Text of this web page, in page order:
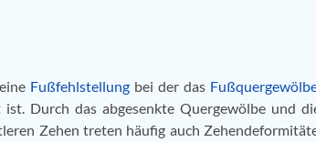
Fußfehlstellung bei der das
Durch das abgesenkte Quergewölbe und
Zehen treten häufig auch